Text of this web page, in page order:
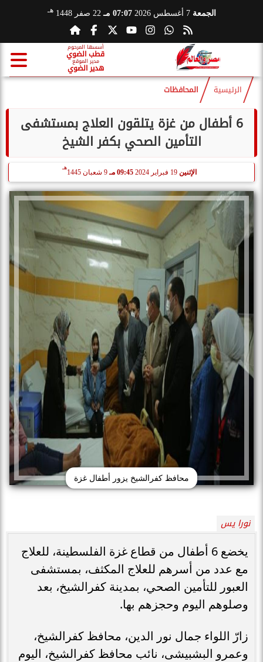
الجمعة 7 أغسطس 2026 07:07 مـ 22 صفر 1448 هـ
أسسها المرحوم
قطب الضوي
مدير الموقع
هدير الضوي
الرئيسية المحافظات
6 أطفال من غزة يتلقون العلاج بمستشفى
التأمين الصحي بكفر الشيخ
الإثنين 19 فبراير 2024 09:45 مـ 9 شعبان 1445
هـ
محافظ كفرالشيخ يزور أطفال غزة
نورا يس
يخضع 6 أطفال من قطاع غزة الفلسطينة، للعلاج
مع عدد من أسرهم للعلاج المكثف، بمستشفى
العبور للتأمين الصحي، بمدينة كفرالشيخ، بعد
وصلوهم اليوم وحجزهم بها.
زارّ اللواء جمال نور الدين، محافظ كفرالشيخ،
وعمرو البشبيشى، نائب محافظ كفرالشيخ، اليوم